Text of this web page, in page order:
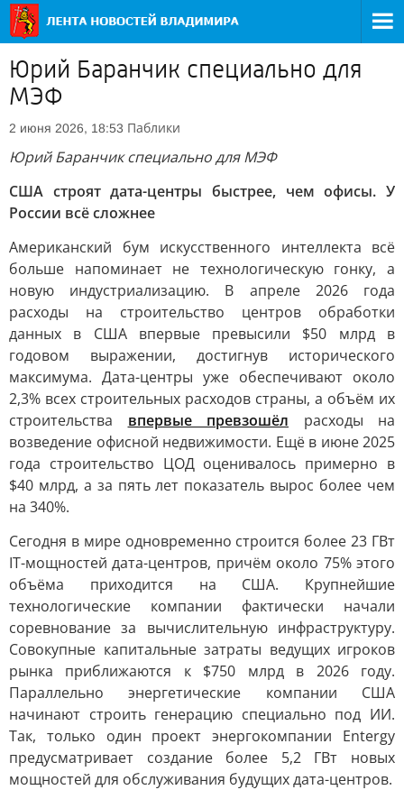
Юрий Баранчик специально для
МЭФ
2 июня 2026, 18:53 Паблики
Юрий Баранчик специально для МЭФ
США строят дата-центры быстрее, чем офисы. У
России всё сложнее
Американский бум искусственного интеллекта всё
больше напоминает не технологическую гонку, а
новую индустриализацию. В апреле 2026 года
расходы на строительство центров обработки
данных в США впервые превысили $50 млрд в
годовом выражении, достигнув исторического
максимума. Дата-центры уже обеспечивают около
2,3% всех строительных расходов страны, а объём их
строительства впервые превзошёл расходы на
возведение офисной недвижимости. Ещё в июне 2025
года строительство ЦОД оценивалось примерно в
$40 млрд, а за пять лет показатель вырос более чем
на 340%.
Cегодня в мире одновременно строится более 23 ГВт
IT-мощностей дата-центров, причём около 75% этого
объёма приходится на США. Крупнейшие
технологические компании фактически начали
соревнование за вычислительную инфраструктуру.
Совокупные капитальные затраты ведущих игроков
рынка приближаются к $750 млрд в 2026 году.
Параллельно энергетические компании США
начинают строить генерацию специально под ИИ.
Так, только один проект энергокомпании Entergy
предусматривает создание более 5,2 ГВт новых
мощностей для обслуживания будущих дата-центров.